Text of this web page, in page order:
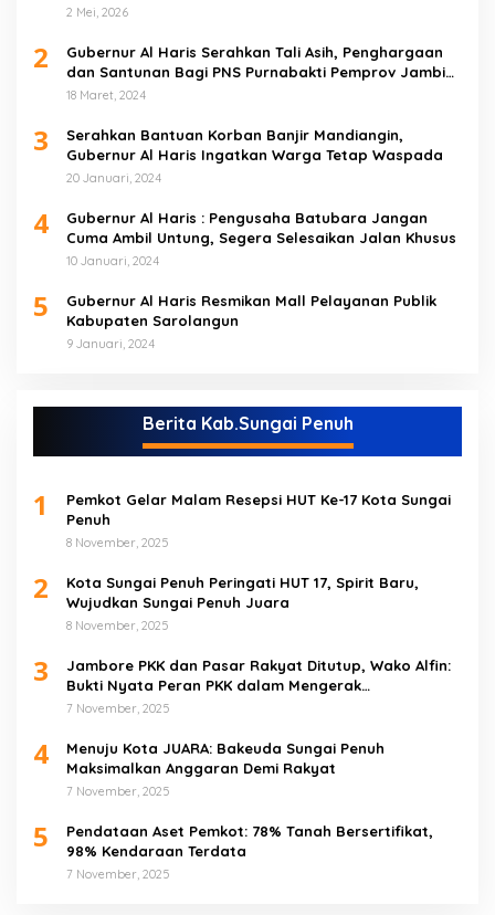
2 Mei, 2026
2
Gubernur Al Haris Serahkan Tali Asih, Penghargaan
dan Santunan Bagi PNS Purnabakti Pemprov Jambi
Yang Berada di Sarolangun
18 Maret, 2024
3
Serahkan Bantuan Korban Banjir Mandiangin,
Gubernur Al Haris Ingatkan Warga Tetap Waspada
20 Januari, 2024
4
Gubernur Al Haris : Pengusaha Batubara Jangan
Cuma Ambil Untung, Segera Selesaikan Jalan Khusus
10 Januari, 2024
5
Gubernur Al Haris Resmikan Mall Pelayanan Publik
Kabupaten Sarolangun
9 Januari, 2024
Berita Kab.Sungai Penuh
1
Pemkot Gelar Malam Resepsi HUT Ke-17 Kota Sungai
Penuh
8 November, 2025
2
Kota Sungai Penuh Peringati HUT 17, Spirit Baru,
Wujudkan Sungai Penuh Juara
8 November, 2025
3
Jambore PKK dan Pasar Rakyat Ditutup, Wako Alfin:
Bukti Nyata Peran PKK dalam Mengerak
Perekonomian Masyarakat
7 November, 2025
4
Menuju Kota JUARA: Bakeuda Sungai Penuh
Maksimalkan Anggaran Demi Rakyat
7 November, 2025
5
Pendataan Aset Pemkot: 78% Tanah Bersertifikat,
98% Kendaraan Terdata
7 November, 2025